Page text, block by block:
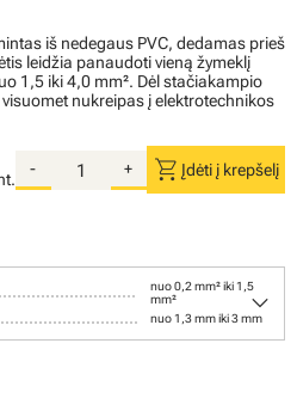
iš nedegaus PVC, dedamas prieš
leidžia panaudoti vieną žymeklį
1,5 iki 4,0 mm². Dėl stačiakampio
nukreipas į elektrotechnikos
- + shopping_cart Įdėti į krepšelį
nuo 0,2 mm² iki 1,5
mm²
nuo 1,3 mm iki 3 mm
keyboard_arrow_down